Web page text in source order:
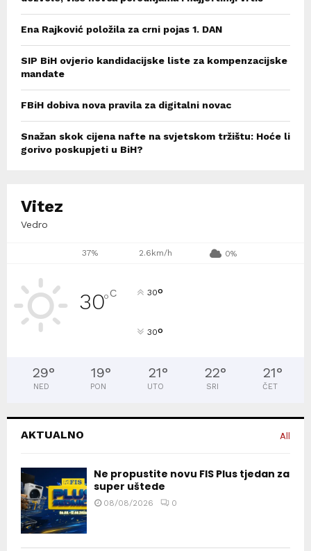
Ena Rajković položila za crni pojas 1. DAN
SIP BiH ovjerio kandidacijske liste za kompenzacijske
mandate
FBiH dobiva nova pravila za digitalni novac
Snažan skok cijena nafte na svjetskom tržištu: Hoće li
gorivo poskupjeti u BiH?
Vitez
Vedro
37% 2.6km/h 0%
30°C 30°
30°
29°
NED
19°
PON
21°
UTO
22°
SRI
21°
ČET
AKTUALNO All
Ne propustite novu FIS Plus tjedan za
super uštede
08/08/2026 0